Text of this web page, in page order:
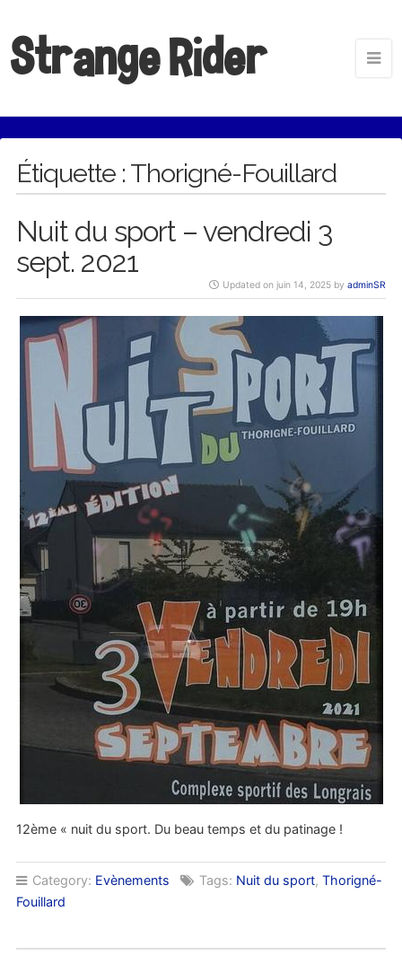
Strange Rider
Étiquette : Thorigné-Fouillard
Nuit du sport – vendredi 3
sept. 2021
Updated on juin 14, 2025 byadminSR
12ème « nuit du sport. Du beau temps et du patinage !
Category: Evènements Tags: Nuit du sport, Thorigné-
Fouillard